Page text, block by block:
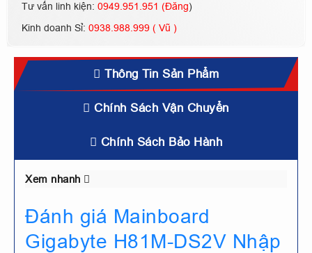
Tư vấn linh kiện: 0949.951.951 (Đăng)
Kinh doanh Sỉ: 0938.988.999 ( Vũ )
Thông Tin Sản Phẩm
Chính Sách Vận Chuyển
Chính Sách Bảo Hành
Xem nhanh
Đánh giá Mainboard
Gigabyte H81M-DS2V Nhập